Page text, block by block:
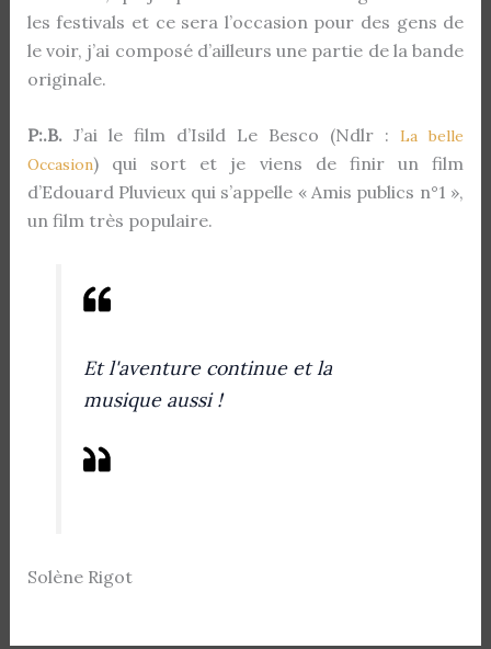
les festivals et ce sera l’occasion pour des gens de
le voir, j’ai composé d’ailleurs une partie de la bande
originale.
P:.B. J’ai le film d’Isild Le Besco (Ndlr :La belle
Occasion) qui sort et je viens de finir un film
d’Edouard Pluvieux qui s’appelle « Amis publics n°1 »,
un film très populaire.
Et l'aventure continue et la
musique aussi !
Solène Rigot